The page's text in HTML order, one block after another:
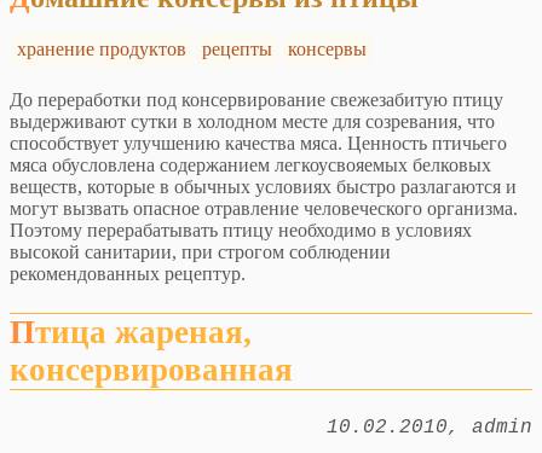
хранение продуктов рецепты консервы
До переработки под консервирование свежезабитую птицу
выдерживают сутки в холодном месте для созревания, что
способствует улучшению качества мяса. Ценность птичьего
мяса обусловлена содержанием легкоусвояемых белковых
веществ, которые в обычных условиях быстро разлагаются и
могут вызвать опасное отравление человеческого организма.
Поэтому перерабатывать птицу необходимо в условиях
высокой санитарии, при строгом соблюдении
рекомендованных рецептур.
Птица жареная,
консервированная
10.02.2010 admin